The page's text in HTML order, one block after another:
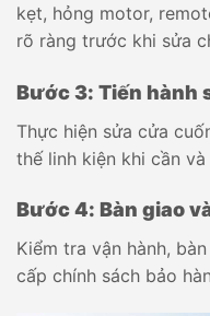
kẹt, hỏng motor,
rõ ràng trước khi sửa
Bước 3: Tiến hành
Thực hiện sửa cửa
thế linh kiện khi cần
Bước 4: Bàn giao
Kiểm tra vận hành,
cấp chính sách bảo